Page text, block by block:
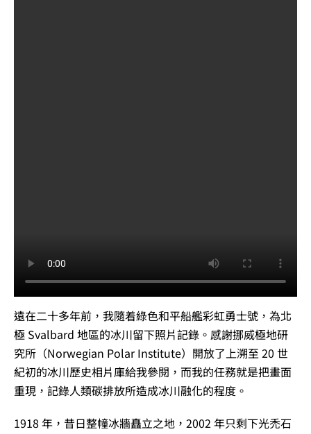
遠在二十多年前，我隨着綠色和平船艦彩虹勇士號，為北
極 Svalbard 地區的冰川留下照片記錄。感謝挪威極地研
究所（Norwegian Polar Institute）開放了上溯至 20 世
紀初的冰川歷史相片庫給我參閱，而我的任務就是把畫面
重現，記錄人類碳排放所造成冰川融化的程度。
1918 年，昔日整幢冰牆矗立之地，2002 年只剩下光禿石